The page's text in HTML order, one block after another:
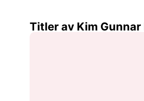
Titler av Kim Gunnar